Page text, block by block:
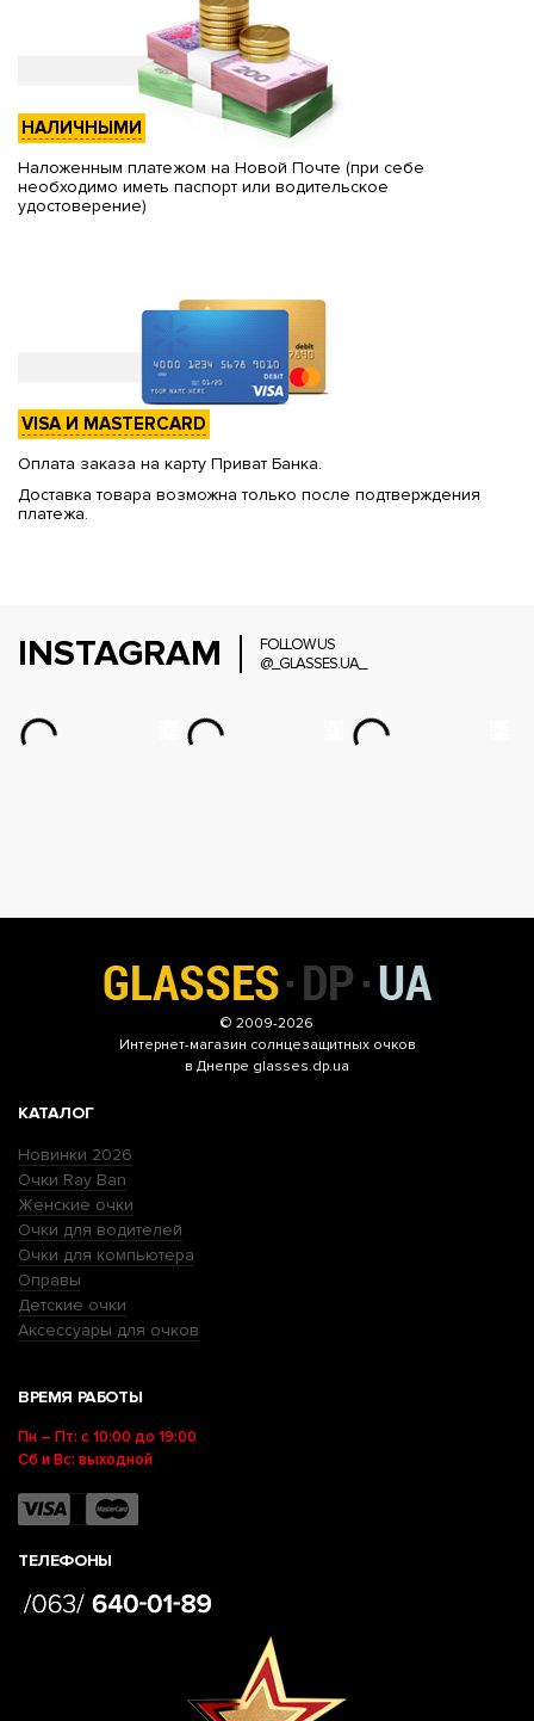
НАЛИЧНЫМИ
Наложенным платежом на Новой Почте (при себе
необходимо иметь паспорт или водительское
удостоверение)
VISA И MASTERCARD
Оплата заказа на карту Приват Банка.
Доставка товара возможна только после подтверждения
платежа.
INSTAGRAM
FOLLOW US
@_GLASSES.UA_
© 2009-2026
Интернет-магазин солнцезащитных очков
в Днепре glasses.dp.ua
КАТАЛОГ
Новинки 2026
Очки Ray Ban
Женские очки
Очки для водителей
Очки для компьютера
Оправы
Детские очки
Аксессуары для очков
ВРЕМЯ РАБОТЫ
Пн – Пт: с 10:00 до 19:00
Сб и Вс: выходной
ТЕЛЕФОНЫ